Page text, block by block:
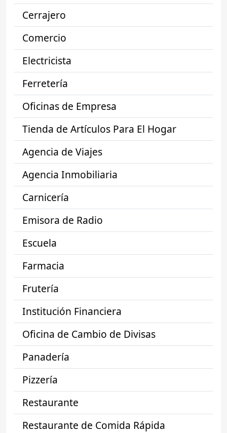
Cerrajero
Comercio
Electricista
Ferretería
Oficinas de Empresa
Tienda de Artículos Para El Hogar
Agencia de Viajes
Agencia Inmobiliaria
Carnicería
Emisora de Radio
Escuela
Farmacia
Frutería
Institución Financiera
Oficina de Cambio de Divisas
Panadería
Pizzería
Restaurante
Restaurante de Comida Rápida